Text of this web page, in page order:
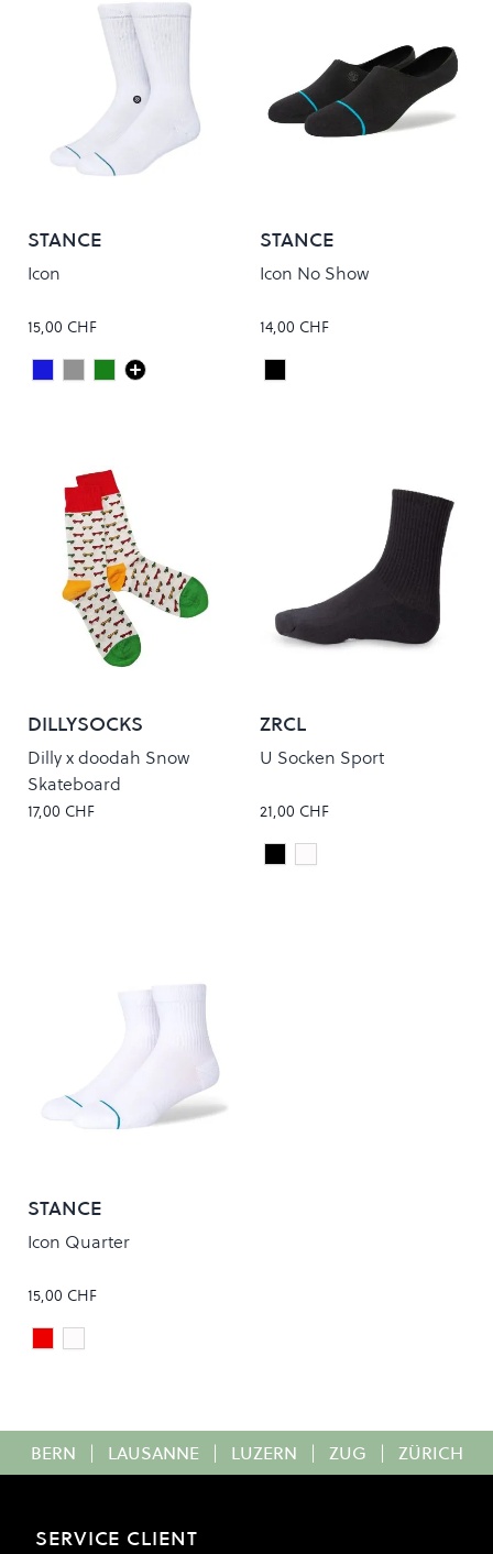
STANCE
Icon
15,00 CHF
Colour
Dark Royal
Grey Heather
Pine
STANCE
Icon No Show
14,00 CHF
Colour
Black
DILLYSOCKS
Dilly x doodah Snow
Skateboard
17,00 CHF
ZRCL
U Socken Sport
21,00 CHF
Colour
BlackWhite
STANCE
Icon Quarter
15,00 CHF
Colour
WineWhite
BERN | LAUSANNE | LUZERN | ZUG | ZÜRICH
SERVICE CLIENT